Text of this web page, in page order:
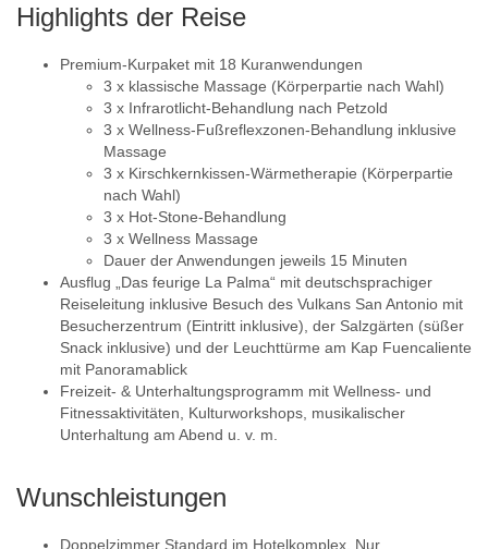
Highlights der Reise
Premium-Kurpaket mit 18 Kuranwendungen
3 x klassische Massage (Körperpartie nach Wahl)
3 x Infrarotlicht-Behandlung nach Petzold
3 x Wellness-Fußreflexzonen-Behandlung inklusive
Massage
3 x Kirschkernkissen-Wärmetherapie (Körperpartie
nach Wahl)
3 x Hot-Stone-Behandlung
3 x Wellness Massage
Dauer der Anwendungen jeweils 15 Minuten
Ausflug „Das feurige La Palma“ mit deutschsprachiger
Reiseleitung inklusive Besuch des Vulkans San Antonio mit
Besucherzentrum (Eintritt inklusive), der Salzgärten (süßer
Snack inklusive) und der Leuchttürme am Kap Fuencaliente
mit Panoramablick
Freizeit- & Unterhaltungsprogramm mit Wellness- und
Fitnessaktivitäten, Kulturworkshops, musikalischer
Unterhaltung am Abend u. v. m.
Wunschleistungen
Doppelzimmer Standard im Hotelkomplex. Nur